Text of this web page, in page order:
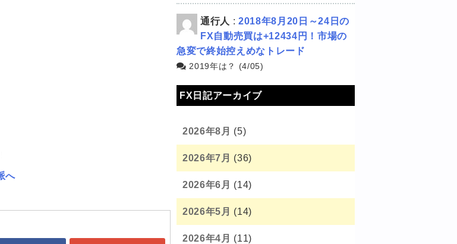
通行人 : 2018年8月20日～24日の
FX自動売買は+12434円！市場の
急変で終始控えめなトレード
2019年は？ (4/05)
FX日記アーカイブ
2026年8月 (5)
2026年7月 (36)
2026年6月 (14)
2026年5月 (14)
2026年4月 (11)